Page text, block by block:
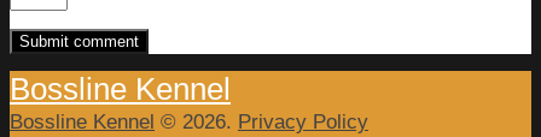
Bossline Kennel
Bossline Kennel © 2026. Privacy Policy